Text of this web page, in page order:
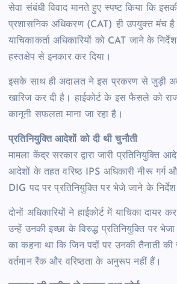
सेवा संबंधी विवाद मानते हुए स्पष्ट किया कि
प्रशासनिक अधिकरण (CAT) ही उपयुक्त मंच
याचिकाकर्ता अधिकारियों को CAT जाने के
हस्तक्षेप से इनकार कर दिया।
इसके साथ ही अदालत ने इस प्रकरण से जुड़ी
खारिज कर दी है। हाईकोर्ट के इस फैसले को
कानूनी सफलता माना जा रहा है।
प्रतिनियुक्ति आदेशों को दी थी चुनौती
मामला केंद्र सरकार द्वारा जारी प्रतिनियुक्ति
आदेशों के तहत वरिष्ठ IPS अधिकारी नीरू गर्ग
DIG पद पर प्रतिनियुक्ति पर भेजे जाने के
दोनों अधिकारियों ने हाईकोर्ट में याचिका दायर
उन्हें उनकी इच्छा के विरुद्ध प्रतिनियुक्ति पर
का कहना था कि जिन पदों पर उनकी तैनाती
वर्तमान रैंक और वरिष्ठता के अनुरूप नहीं हैं।